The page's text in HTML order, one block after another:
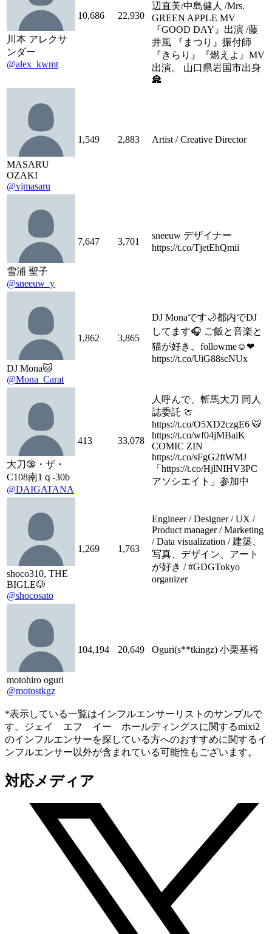
川本 アレクサ
ンダー
@alex_kwmt
10,686 22,930
辺直美/中島健人 /Mrs.
GREEN APPLE MV
『GOOD DAY』出演 /藤
井風 『まつり』振付師
『きらり』『燃えよ』MV
出演。 山口県岩国市出身
🏯
MASARU
OZAKI
@vjmasaru
1,549 2,883 Artist / Creative Director
雪浦 聖子
@sneeuw_y
7,647 3,701
sneeuw デザイナー
https://t.co/TjetEhQmii
DJ Mona🐱
@Mona_Carat
1,862 3,865
DJ Monaです🌙都内でDJ
してます🎧 ご飯と音楽と
猫が好き。followme☺︎❤
https://t.co/UiG88scNUx
大刀🔞・ザ・
C108南1ｑ-30b
@DAIGATANA
413 33,078
人呼んで、斬馬大刀 同人
誌委託 🍈
https://t.co/O5XD2czgE6 🐯
https://t.co/wf04jMBaiK
COMIC ZIN
https://t.co/sFgG2ftWMJ
「https://t.co/HjlNIHV3PC
アソシエイト」参加中
shoco310, THE
BIGLE🐶
@shocosato
1,269 1,763
Engineer / Designer / UX /
Product manager / Marketing
/ Data visualization / 建築、
写真、デザイン、アート
が好き / #GDGTokyo
organizer
motohiro oguri
@motostkgz
104,194 20,649 Oguri(s**tkingz) 小栗基裕
*表示している一覧はインフルエンサーリストのサンプルで
す。ジェイ エフ イー ホールディングスに関するmixi2
のインフルエンサーを探している方へのおすすめに関するイ
ンフルエンサー以外が含まれている可能性もございます。
対応メディア